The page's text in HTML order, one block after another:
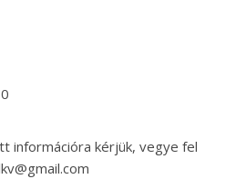
információra kérjük, vegye fel